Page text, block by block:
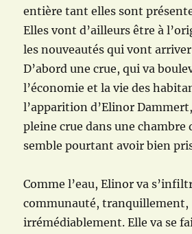
entière tant elles sont
Elles vont d’ailleurs être à
les nouveautés qui vont
D’abord une crue, qui va
l’économie et la vie des
l’apparition d’Elinor
pleine crue dans une chambre
semble pourtant avoir bien
Comme l’eau, Elinor va
communauté, tranquillement,
irrémédiablement. Elle va se